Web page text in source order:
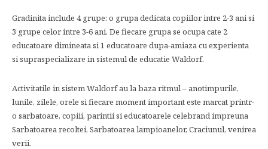
Gradinita include 4 grupe: o grupa dedicata copiilor intre 2-3 ani si
3 grupe celor intre 3-6 ani. De fiecare grupa se ocupa cate 2
educatoare dimineata si 1 educatoare dupa-amiaza cu experienta
si supraspecializare in sistemul de educatie Waldorf.
Activitatile in sistem Waldorf au la baza ritmul – anotimpurile,
lunile, zilele, orele si fiecare moment important este marcat printr-
o sarbatoare, copiii, parintii si educatoarele celebrand impreuna
Sarbatoarea recoltei, Sarbatoarea lampioanelor, Craciunul, venirea
verii.